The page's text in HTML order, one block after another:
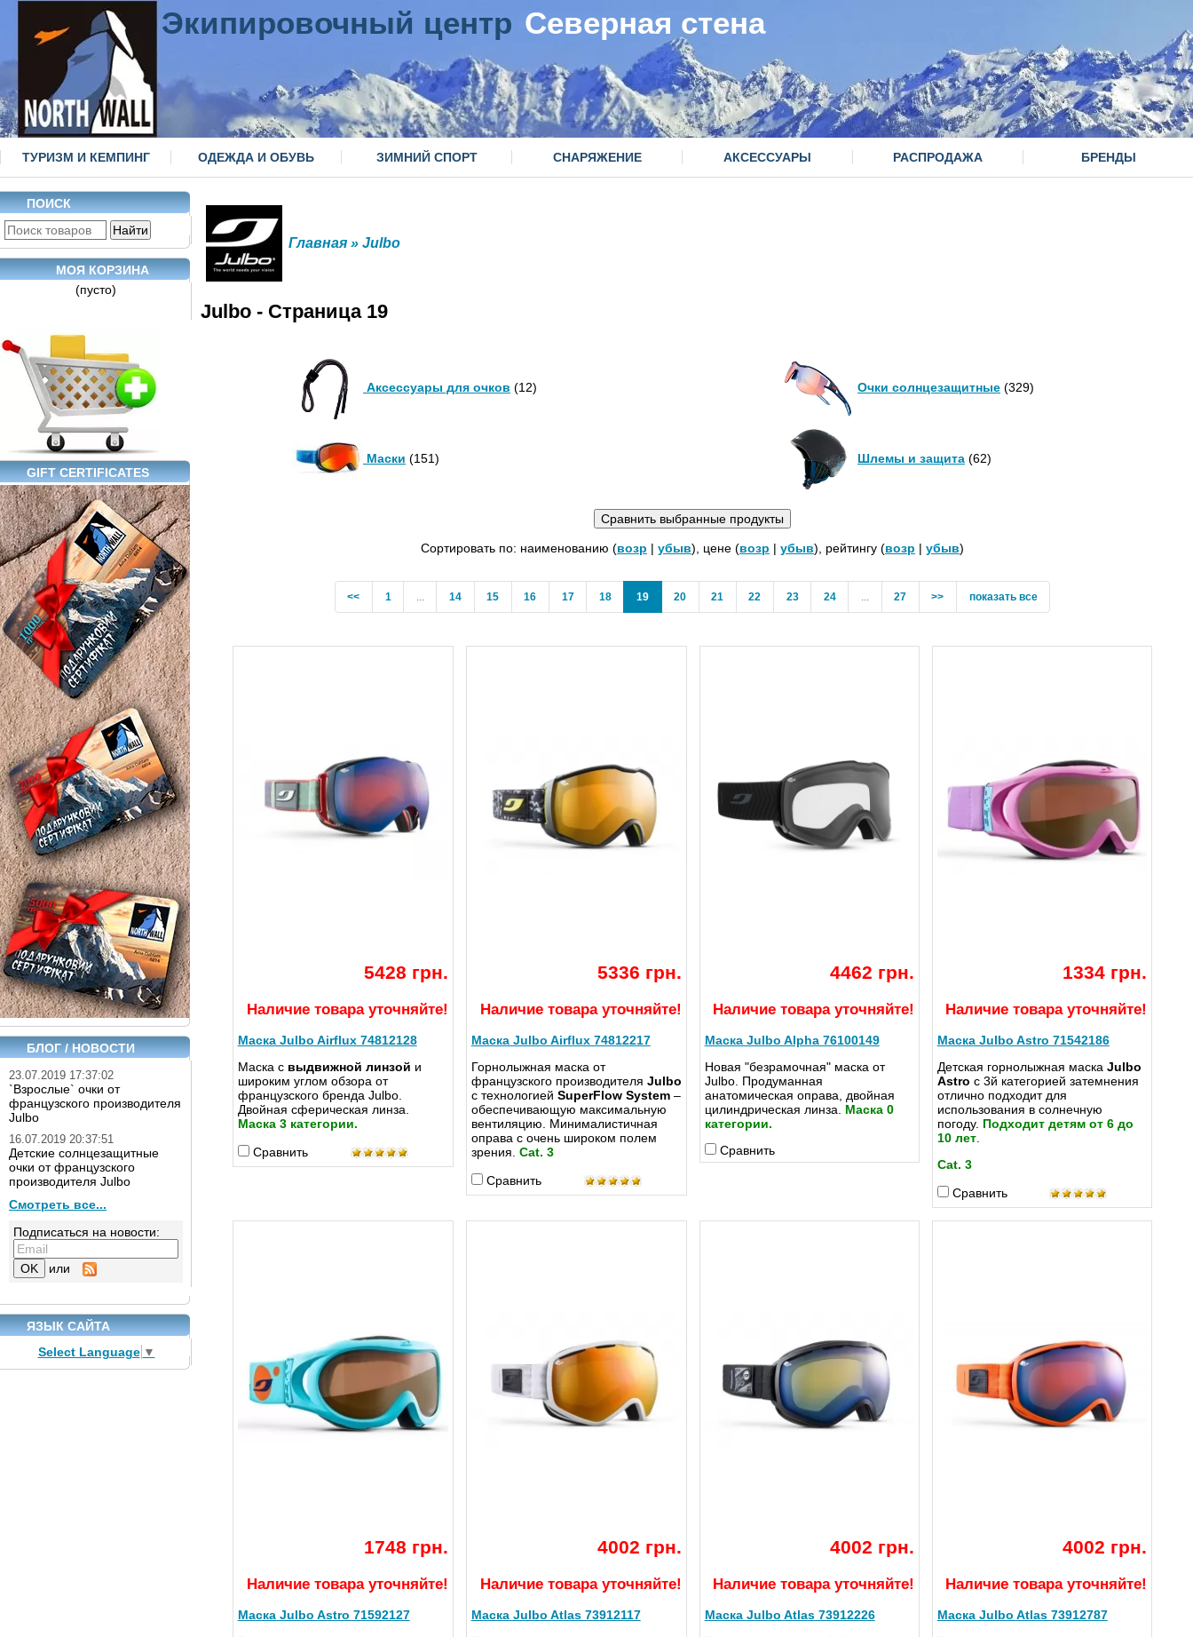
Экипировочный центр Северная стена
ТУРИЗМ И КЕМПИНГ ОДЕЖДА И ОБУВЬ ЗИМНИЙ СПОРТ СНАРЯЖЕНИЕ АКСЕССУАРЫ РАСПРОДАЖА БРЕНДЫ
ПОИСК
МОЯ КОРЗИНА
(пусто)
GIFT CERTIFICATES
БЛОГ / НОВОСТИ
23.07.2019 17:37:02
`Взрослые` очки от
французского производителя
Julbo
16.07.2019 20:37:51
Детские солнцезащитные
очки от французского
производителя Julbo
Смотреть все...
Подписаться на новости:
или
ЯЗЫК САЙТА
Select Language ▼
Главная » Julbo
Julbo - Страница 19
Аксессуары для очков (12)
Маски (151)
Очки солнцезащитные (329)
Шлемы и защита (62)
Сортировать по: наименованию (возр | убыв), цене (возр | убыв), рейтингу (возр | убыв)
<<Previous
1 14 15 16 17 18 19(current)
20 21 22 23 24 27 >> показать все
5428 грн.
Наличие товара уточняйте!
Маска Julbo Airflux 74812128
Маска с выдвижной линзой и
широким углом обзора от
французского бренда Julbo.
Двойная сферическая линза.
Маска 3 категории.
Сравнить
5336 грн.
Наличие товара уточняйте!
Маска Julbo Airflux 74812217
Горнолыжная маска от
французского производителя Julbo
с технологией SuperFlow System–
обеспечивающую максимальную
вентиляцию. Минималистичная
оправа с очень широком полем
зрения. Cat. 3
Сравнить
4462 грн.
Наличие товара уточняйте!
Маска Julbo Alpha 76100149
Новая "безрамочная" маска от
Julbo. Продуманная
анатомическая оправа, двойная
цилиндрическая линза.
Маска 0
категории.
Сравнить
1334 грн.
Наличие товара уточняйте!
Маска Julbo Astro 71542186
Детская горнолыжная маска Julbo
Astro с 3й категорией затемнения
отлично подходит для
использования в солнечную
погоду. Подходит детям от 6 до
10 лет.
Cat. 3
Сравнить
1748 грн.
Наличие товара уточняйте!
Маска Julbo Astro 71592127
4002 грн.
Наличие товара уточняйте!
Маска Julbo Atlas 73912117
4002 грн.
Наличие товара уточняйте!
Маска Julbo Atlas 73912226
4002 грн.
Наличие товара уточняйте!
Маска Julbo Atlas 73912787